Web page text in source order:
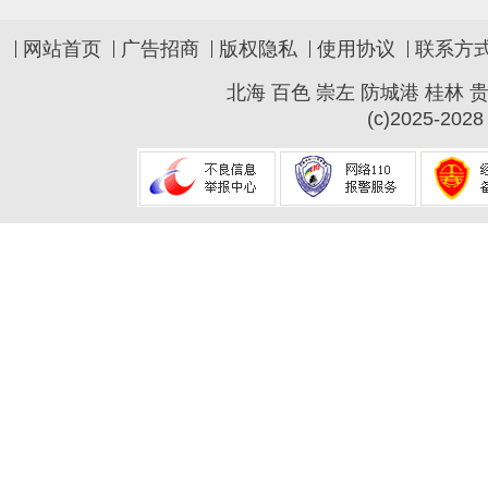
网站首页 广告招商 版权隐私 使用协议
联系方
北海 百色 崇左 防城港 桂林
(c)2025-